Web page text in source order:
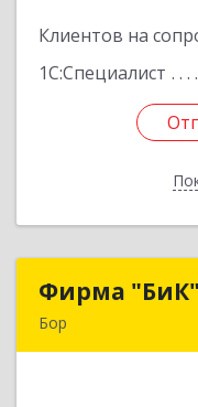
Клиентов на
1С:Специалист
Фирма "БиК"
Бор